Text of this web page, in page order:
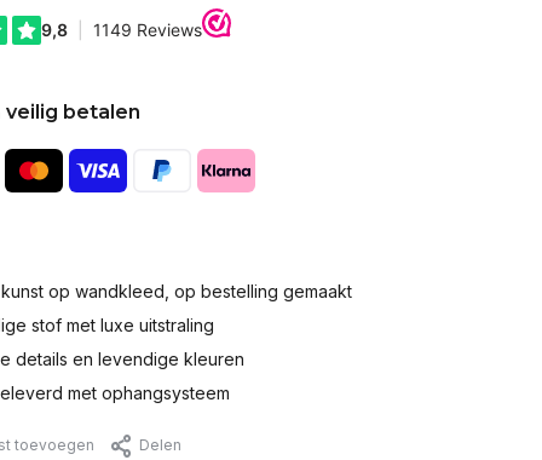
veilig betalen
op wandkleed, op bestelling gemaakt
stof met luxe uitstraling
details en levendige kleuren
met ophangsysteem
toevoegen Delen